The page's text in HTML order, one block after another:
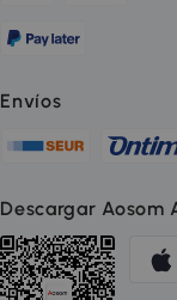
Envíos
Descargar Aosom